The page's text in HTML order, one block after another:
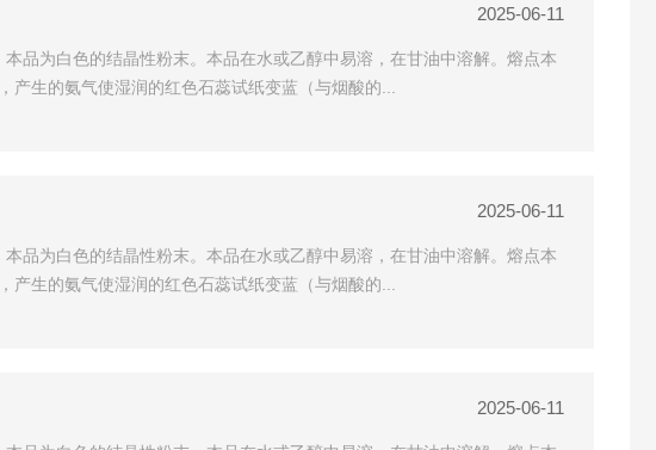
2025-06-11
品为白色的结晶性粉末。本品在水或乙醇中易溶，在甘油中溶解。熔点本
生的氨气使湿润的红色石蕊试纸变蓝（与烟酸的...
2025-06-11
品为白色的结晶性粉末。本品在水或乙醇中易溶，在甘油中溶解。熔点本
生的氨气使湿润的红色石蕊试纸变蓝（与烟酸的...
2025-06-11